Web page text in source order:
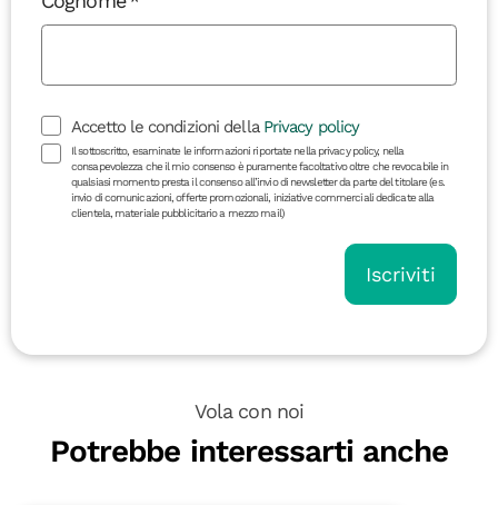
Accetto le condizioni della Privacy policy
Il sottoscritto, esaminate le informazioni riportate nella privacy policy, nella
consapevolezza che il mio consenso è puramente facoltativo oltre che revocabile in
qualsiasi momento presta il consenso all’invio di newsletter da parte del titolare (es.
invio di comunicazioni, offerte promozionali, iniziative commerciali dedicate alla
clientela, materiale pubblicitario a mezzo mail)
Iscriviti
Vola con noi
Potrebbe interessarti anche